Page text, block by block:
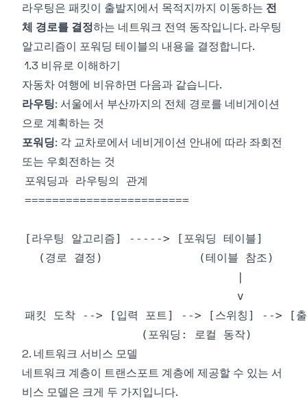
라우팅은 패킷이 출발지에서 목적지까지 이동하는 전
체 경로를 결정하는 네트워크 전역 동작입니다. 라우팅
알고리즘이 포워딩 테이블의 내용을 결정합니다.
1.3 비유로 이해하기
자동차 여행에 비유하면 다음과 같습니다.
라우팅: 서울에서 부산까지의 전체 경로를 네비게이션
으로 계획하는 것
포워딩: 각 교차로에서 네비게이션 안내에 따라 좌회전
또는 우회전하는 것
2. 네트워크 서비스 모델
네트워크 계층이 트랜스포트 계층에 제공할 수 있는 서
비스 모델은 크게 두 가지입니다.